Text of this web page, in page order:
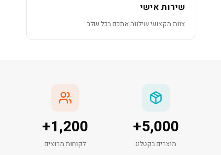
שירות אישי
צוות מקצועי שילווה אתכם בכל שלב
5,000
+
מוצרים בקטלוג
1,200
+
לקוחות מרוצים